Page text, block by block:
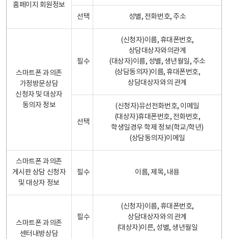
홈페이지 회원정보
선택 성별, 전화번호, 주소
스마트폰 과의존
가정방문상담
신청자 및 대상자
동의자 정보
필수
(신청자)이름, 휴대폰번호,
상담대상자와의관계
(대상자)이름, 성별, 생년월일, 주소
(상담동의자)이름, 휴대폰번호,
상담대상자와의 관계
선택
(신청자)유선전화번호, 이메일
(대상자)휴대폰번호, 전화번호,
학생일경우 학제 정보(학교/학년)
(상담동의자)이메일
스마트폰 과의존
게시판 상담 신청자
및 대상자 정보
필수 이름, 제목, 내용
스마트폰 과의존
센터내방상담
필수
(신청자)이름, 휴대폰번호,
상담대상자와의 관계
(대상자)이른, 성별, 생년월일